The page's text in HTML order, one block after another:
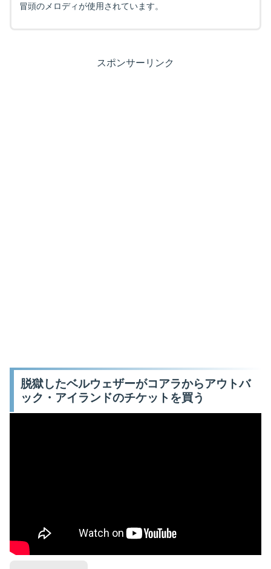
冒頭のメロディが使用されています。
スポンサーリンク
脱獄したベルウェザーがコアラからアウトバ
ック・アイランドのチケットを買う